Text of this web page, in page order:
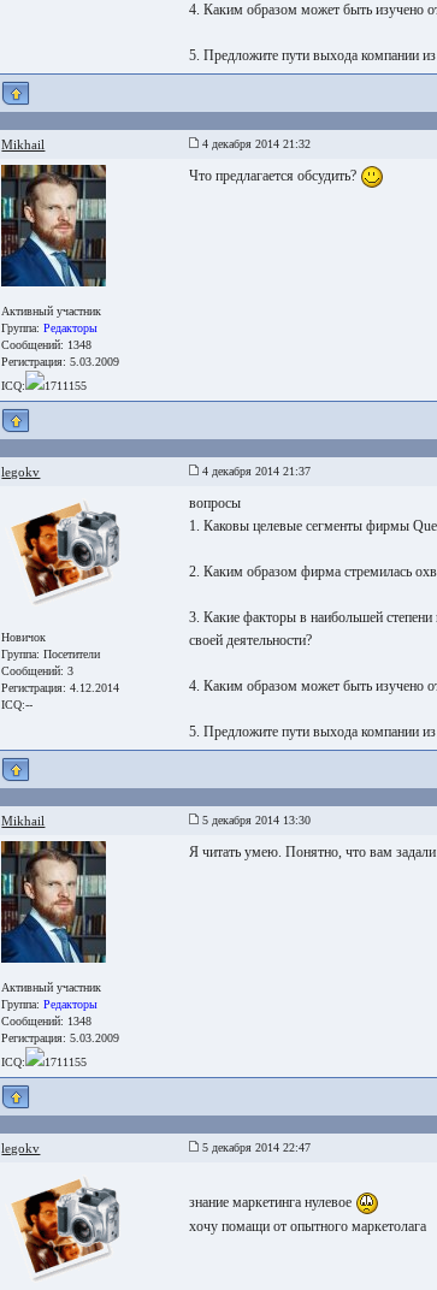
4. Каким образом может быть изучено
5. Предложите пути выхода компании
Mikhail 4 декабря 2014 21:32
Активный участник
Группа:Редакторы
Сообщений: 1348
Регистрация: 5.03.2009
ICQ:
1711155
Что предлагается обсудить?
legokv 4 декабря 2014 21:37
Новичок
Группа:Посетители
Сообщений: 3
Регистрация: 4.12.2014
ICQ:--
вопросы
1. Каковы целевые сегменты фирмы
2. Каким образом фирма стремилась
3. Какие факторы в наибольшей
своей деятельности?
4. Каким образом может быть изучено
5. Предложите пути выхода компании
Mikhail 5 декабря 2014 13:30
Активный участник
Группа:Редакторы
Сообщений: 1348
Регистрация: 5.03.2009
ICQ:
1711155
Я читать умею. Понятно, что вам задали
legokv 5 декабря 2014 22:47
знание маркетинга нулевое
хочу помащи от опытного маркетолага